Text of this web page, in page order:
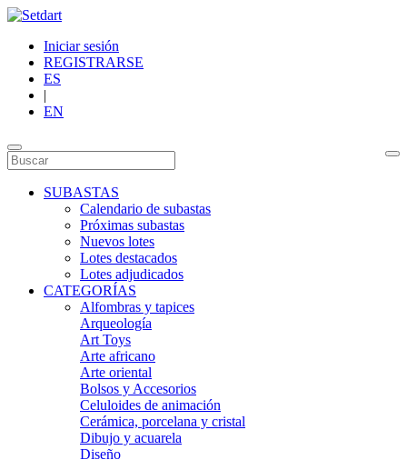
Iniciar sesión
REGISTRARSE
ES
|
EN
SUBASTAS
Calendario de subastas
Próximas subastas
Nuevos lotes
Lotes destacados
Lotes adjudicados
CATEGORÍAS
Alfombras y tapices
Arqueología
Art Toys
Arte africano
Arte oriental
Bolsos y Accesorios
Celuloides de animación
Cerámica, porcelana y cristal
Dibujo y acuarela
Diseño